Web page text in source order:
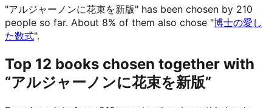
"アルジャーノンに花束を新版" has been chosen by 210
people so far. About 8% of them also chose "博士の愛し
た数式".
Top 12 books chosen together with
“アルジャーノンに花束を新版”